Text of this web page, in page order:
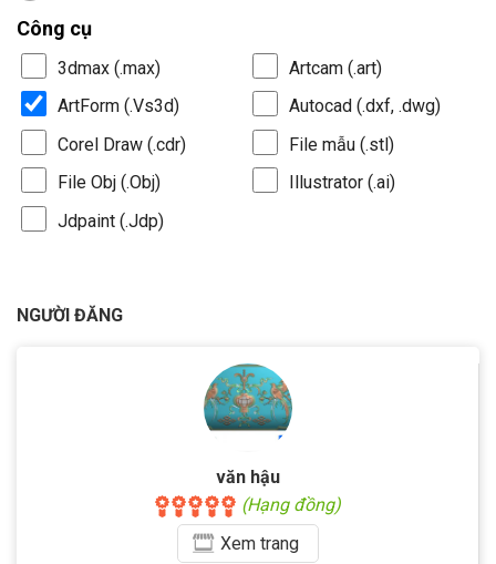
Công cụ
3dmax (.max)
Artcam (.art)
ArtForm (.Vs3d)
Autocad (.dxf, .dwg)
Corel Draw (.cdr)
File mẫu (.stl)
File Obj (.Obj)
Illustrator (.ai)
Jdpaint (.Jdp)
NGƯỜI ĐĂNG
văn hậu
(Hạng đồng)
Xemtrang